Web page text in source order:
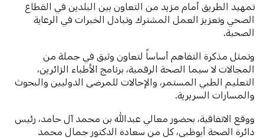
تمهيد الطريق أمام مزيد من التعاون بين البلدين في القطاع
الصحي وتعزيز العمل المشترك وتبادل الخبرات في الرعاية
الصحية.
وتمثل مذكرة التفاهم أساساً لتعاون وثيق في جملة من
المجالات لا سيما الصحة الرقمية، برنامج الأطباء الزائرين،
التعليم الطبي المستمر، والإحالات للمرضى الدوليين والبحوث
والمسارات السريرية.
ووقع الاتفاقية، بحضور معالي عبدالله بن محمد آل حامد، رئيس
دائرة الصحة أبوظبي، كل من سعادة الدكتور جمال محمد